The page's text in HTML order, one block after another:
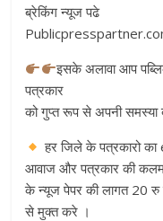
ब्रेकिंग न्यूज पढे
इसके अलावा आप
पत्रकार
को गुप्त रूप से अपनी समस्या
हर जिले के पत्रकारो
आवाज और पत्रकार की
के न्यूज पेपर की लागत 20 रु
से मुक्त करे ।